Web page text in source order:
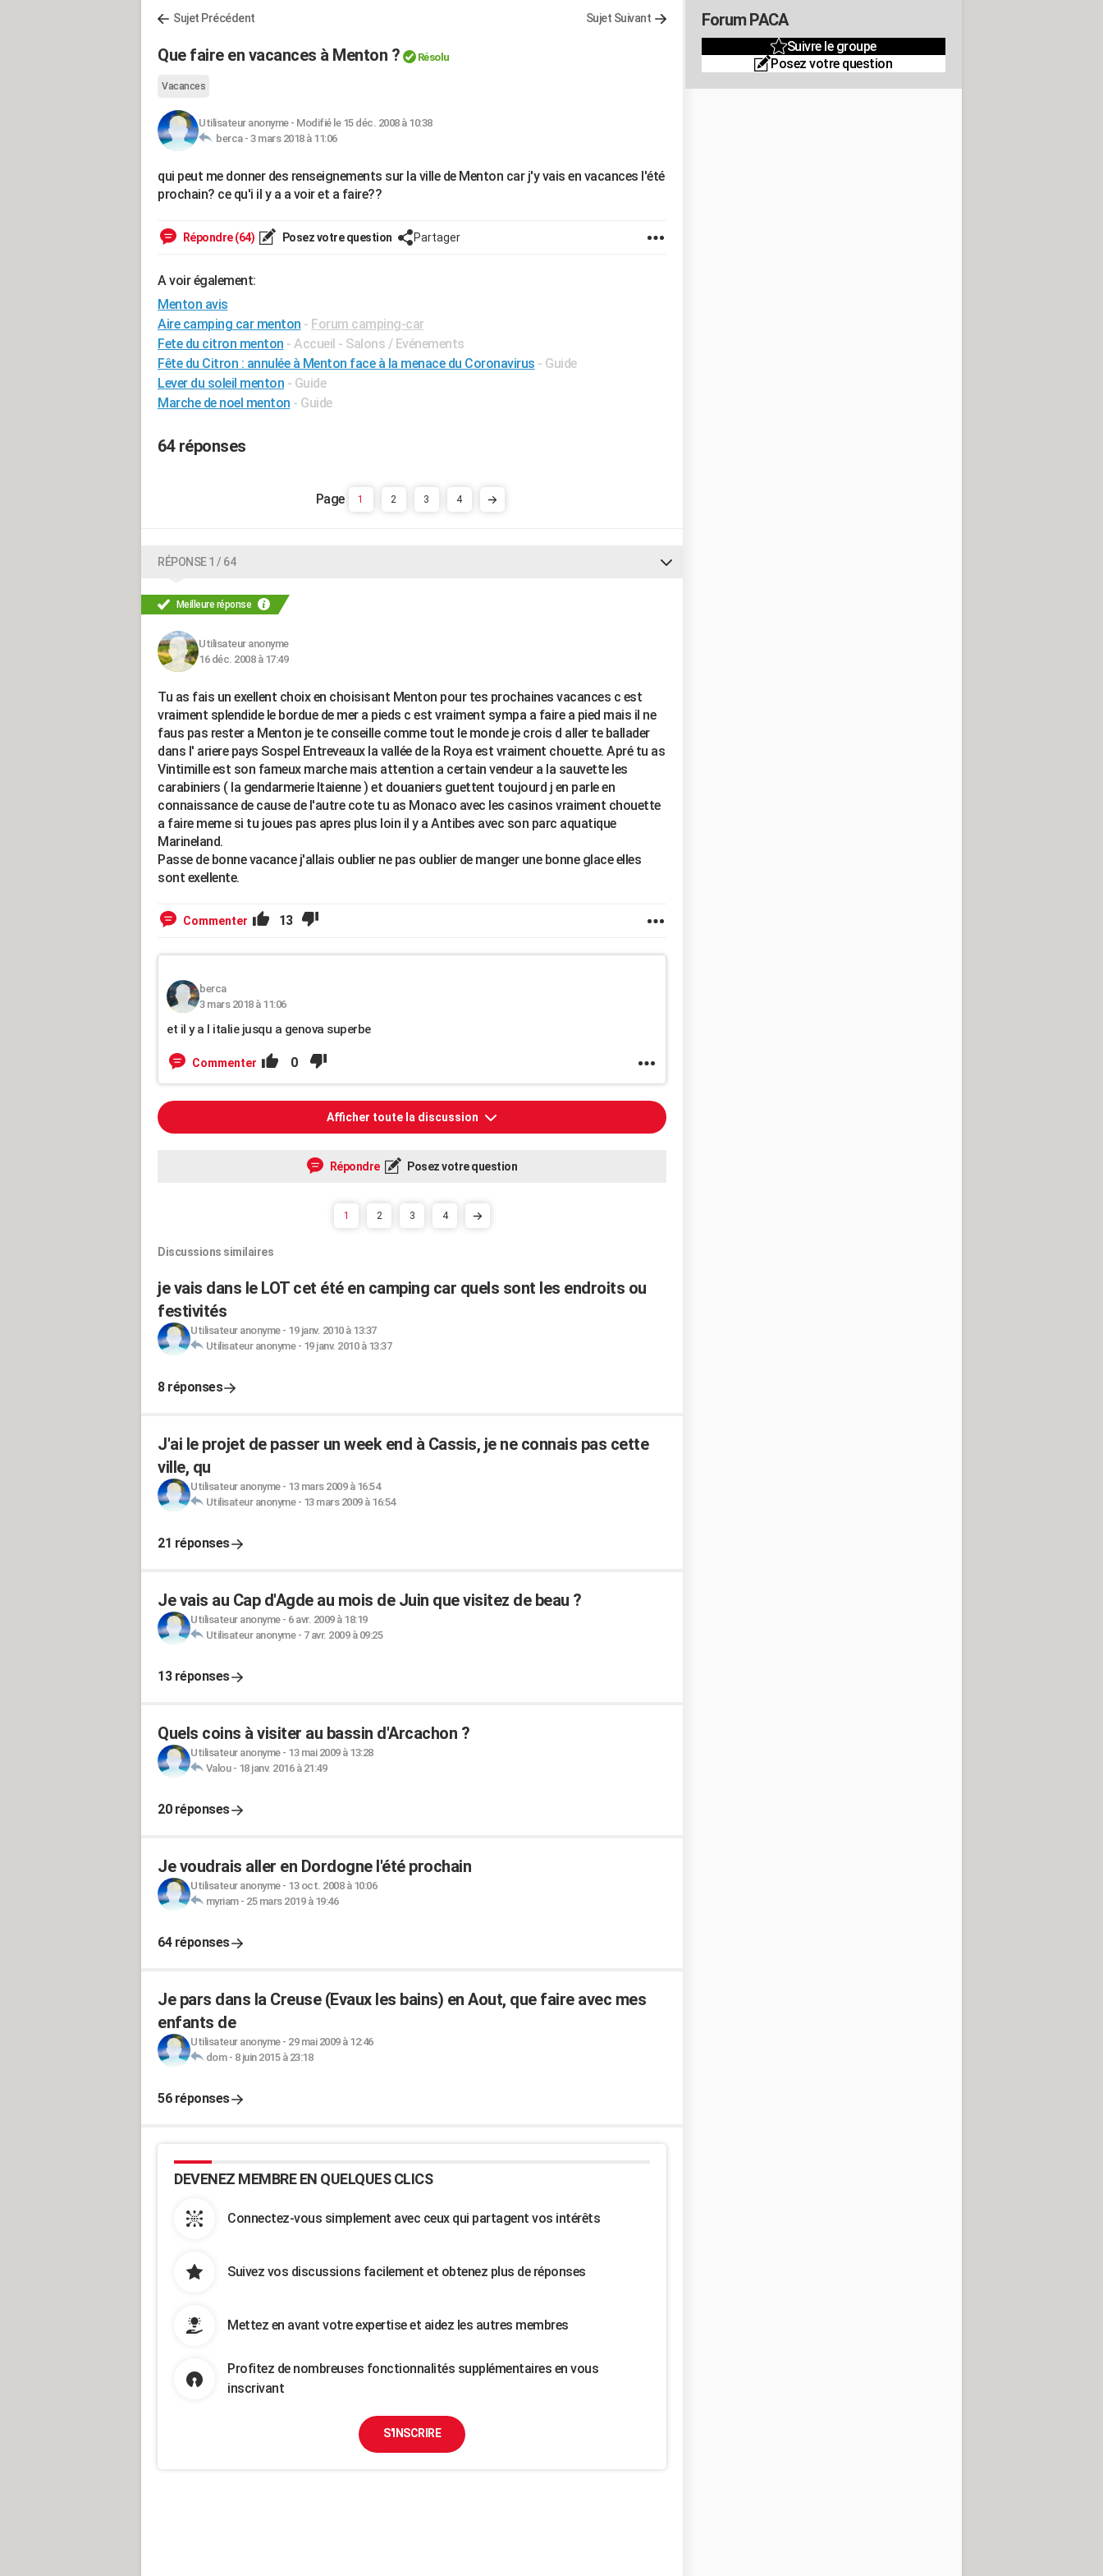
Sujet Précédent Sujet Suivant
Que faire en vacances à Menton ? Résolu
Vacances
Utilisateur anonyme- Modifié le 15 déc. 2008 à 10:38
berca - 3 mars 2018 à 11:06
qui peut me donner des renseignements sur la ville de Menton car j'y vais en vacances l'été
prochain? ce qu'i il y a a voir et a faire??
Répondre (64) Posez votre question Partager
A voir également:
Menton avis
Aire camping car menton - Forum camping-car
Fete du citron menton - Accueil - Salons / Evénements
Fête du Citron : annulée à Menton face à la menace du Coronavirus - Guide
Lever du soleil menton - Guide
Marche de noel menton - Guide
64 réponses
1 2 3 4
RÉPONSE 1 / 64
Meilleure réponse
Utilisateur anonyme
16 déc. 2008 à 17:49
Tu as fais un exellent choix en choisisant Menton pour tes prochaines vacances c est
vraiment splendide le bordue de mer a pieds c est vraiment sympa a faire a pied mais il ne
faus pas rester a Menton je te conseille comme tout le monde je crois d aller te ballader
dans l' ariere pays Sospel Entreveaux la vallée de la Roya est vraiment chouette. Apré tu as
Vintimille est son fameux marche mais attention a certain vendeur a la sauvette les
carabiniers ( la gendarmerie Itaienne ) et douaniers guettent toujourd j en parle en
connaissance de cause de l'autre cote tu as Monaco avec les casinos vraiment chouette
a faire meme si tu joues pas apres plus loin il y a Antibes avec son parc aquatique
Marineland.
Passe de bonne vacance j'allais oublier ne pas oublier de manger une bonne glace elles
sont exellente.
Commenter 13
berca
3 mars 2018 à 11:06
et il y a l italie jusqu a genova superbe
Commenter 0
Afficher toute la discussion
Répondre Posez votre question
1 2 3 4
Discussions similaires
je vais dans le LOT cet été en camping car quels sont les endroits ou
festivités
Utilisateur anonyme- 19 janv. 2010 à 13:37
Utilisateur anonyme- 19 janv. 2010 à 13:37
8 réponses
J'ai le projet de passer un week end à Cassis, je ne connais pas cette
ville, qu
Utilisateur anonyme- 13 mars 2009 à 16:54
Utilisateur anonyme- 13 mars 2009 à 16:54
21 réponses
Je vais au Cap d'Agde au mois de Juin que visitez de beau ?
Utilisateur anonyme- 6 avr. 2009 à 18:19
Utilisateur anonyme- 7 avr. 2009 à 09:25
13 réponses
Quels coins à visiter au bassin d'Arcachon ?
Utilisateur anonyme- 13 mai 2009 à 13:28
Valou- 18 janv. 2016 à 21:49
20 réponses
Je voudrais aller en Dordogne l'été prochain
Utilisateur anonyme- 13 oct. 2008 à 10:06
myriam- 25 mars 2019 à 19:46
64 réponses
Je pars dans la Creuse (Evaux les bains) en Aout, que faire avec mes
enfants de
Utilisateur anonyme- 29 mai 2009 à 12:46
dom- 8 juin 2015 à 23:18
56 réponses
DEVENEZ MEMBRE EN QUELQUES CLICS
Connectez-vous simplement avec ceux qui partagent vos intérêts
Suivez vos discussions facilement et obtenez plus de réponses
Mettez en avant votre expertise et aidez les autres membres
Profitez de nombreuses fonctionnalités supplémentaires en vous
inscrivant
S'INSCRIRE
Forum PACA
Suivre le groupe
Posez votre question